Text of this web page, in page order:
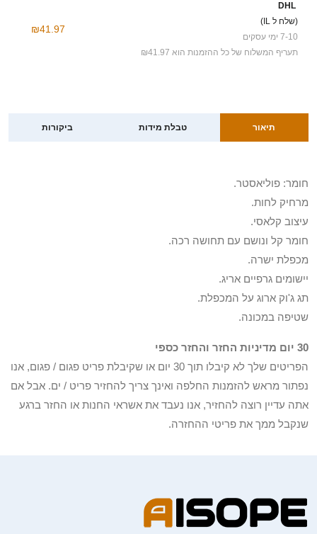
DHL
(שלח ל IL)
7-10 ימי עסקים
תעריף המשלוח של כל ההזמנות הוא ₪41.97
₪41.97
תיאור טבלת מידות ביקורות
חומר: פוליאסטר.
מרחיק לחות.
עיצוב קלאסי.
חומר קל ונושם עם תחושה רכה.
מכפלת ישרה.
יישומים גרפיים אריג.
תג ג'וק ארוג על המכפלת.
שטיפה במכונה.
30 יום מדיניות החזר והחזר כספי
הפריטים שלך לא קיבלו תוך 30 יום או שקיבלת פריט פגום / פגום, אנו
נפתור מראש להזמנות החלפה ואינך צריך להחזיר פריט / ים. אבל אם
אתה עדיין רוצה להחזיר, אנו נעבד את אשראי החנות או החזר ברגע
שנקבל ממך את פריטי ההחזרה.